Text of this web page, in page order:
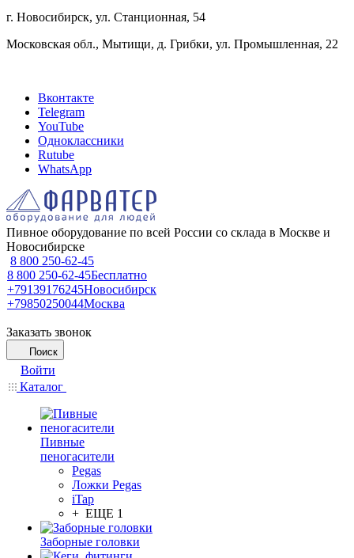
г. Новосибирск, ул. Станционная, 54
Московская обл., Мытищи, д. Грибки, ул. Промышленная, 22
Вконтакте
Telegram
YouTube
Одноклассники
Rutube
WhatsApp
Пивное оборудование по всей России со склада в Москве и
Новосибирске
8 800 250-62-45
8 800 250-62-45Бесплатно
+79139176245Новосибирск
+79850250044Москва
Заказать звонок
Поиск
Войти
Каталог
Пивные
пеногасители
Pegas
Ложки Pegas
iTap
+ ЕЩЕ 1
Заборные головки